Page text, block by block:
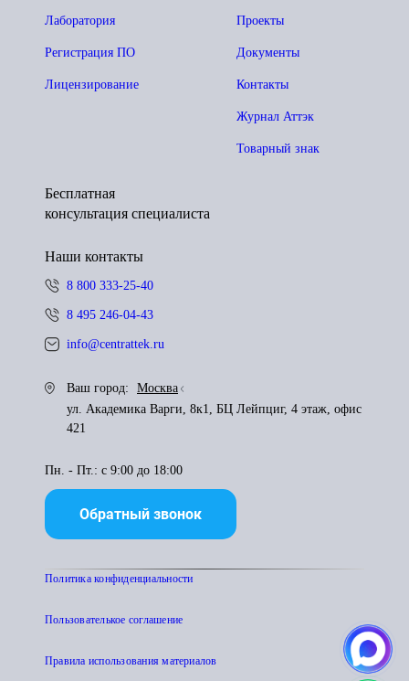
Проекты
Документы
Контакты
Журнал Аттэк
Товарный знак
Лаборатория
Регистрация ПО
Лицензирование
Бесплатная
консультация специалиста
Наши контакты
8 800 333-25-40
8 495 246-04-43
info@centrattek.ru
Ваш город:
Москва
ул. Академика Варги, 8к1, БЦ Лейпциг, 4 этаж, офис
421
Пн. - Пт.: с 9:00 до 18:00
Обратный звонок
Политика конфиденциальности
Пользователькое соглашение
Правила использования материалов